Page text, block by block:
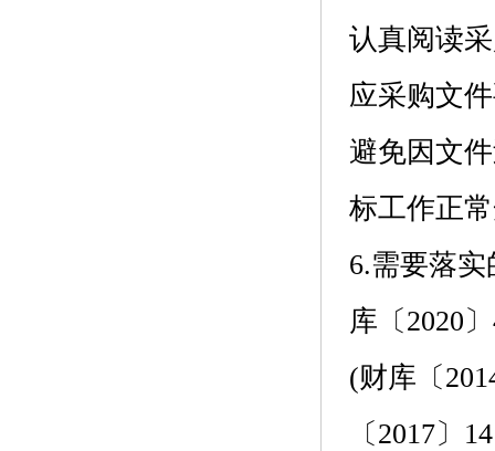
认真阅读
应采购文
避免因文
标工作正
6.需要落
库〔2020
(财库〔
〔2017〕